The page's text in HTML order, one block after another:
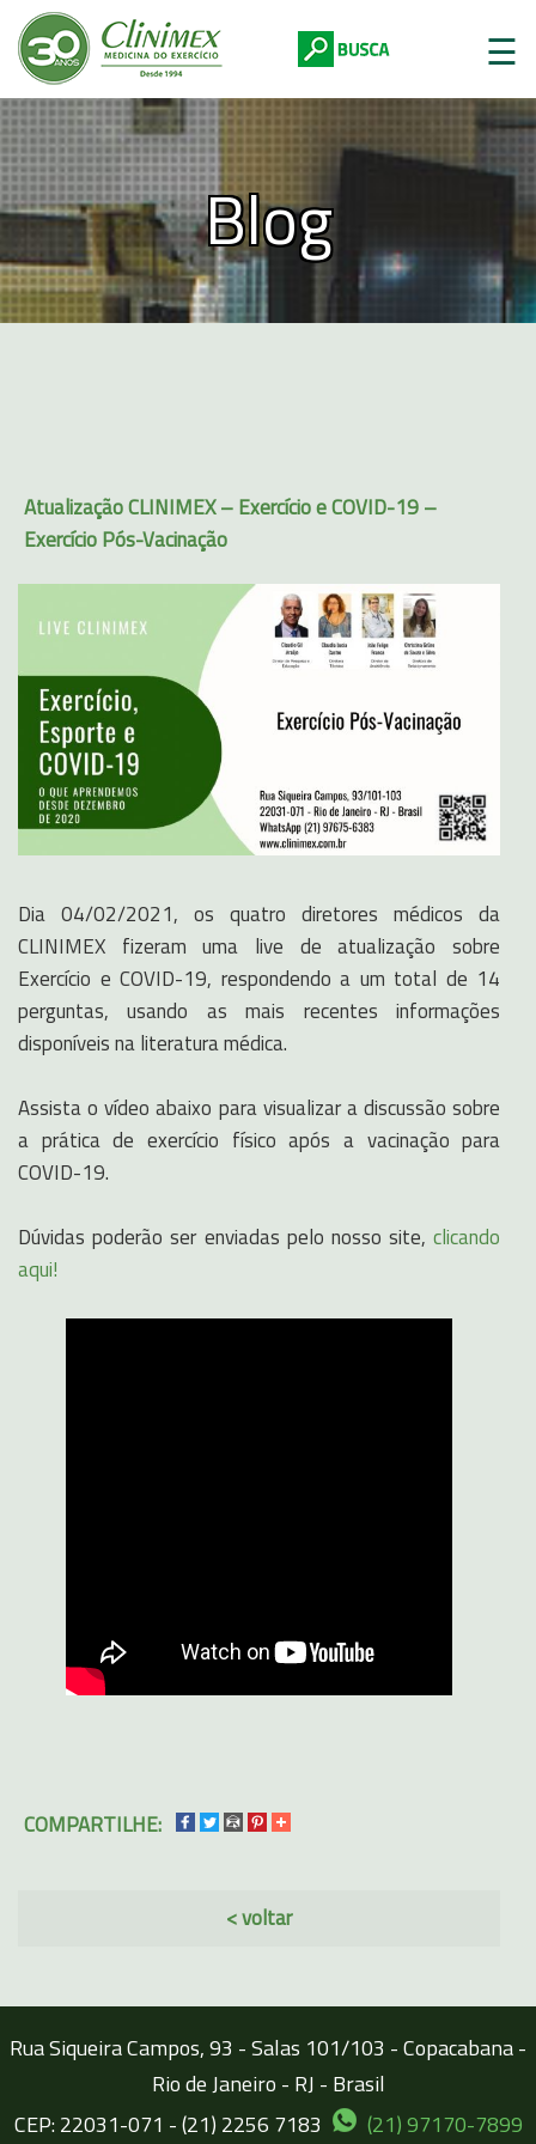
☰
Digite abaixo:
Blog
Atualização CLINIMEX – Exercício e COVID-19 –
Exercício Pós-Vacinação
Dia 04/02/2021, os quatro diretores médicos da
CLINIMEX fizeram uma live de atualização sobre
Exercício e COVID-19, respondendo a um total de 14
perguntas, usando as mais recentes informações
disponíveis na literatura médica.
Assista o vídeo abaixo para visualizar a discussão sobre
a prática de exercício físico após a vacinação para
COVID-19.
Dúvidas poderão ser enviadas pelo nosso site,clicando
aqui!
COMPARTILHE:
< voltar
Rua Siqueira Campos, 93 - Salas 101/103 - Copacabana -
Rio de Janeiro - RJ - Brasil
CEP: 22031-071 - (21) 2256 7183
(21) 97170-7899